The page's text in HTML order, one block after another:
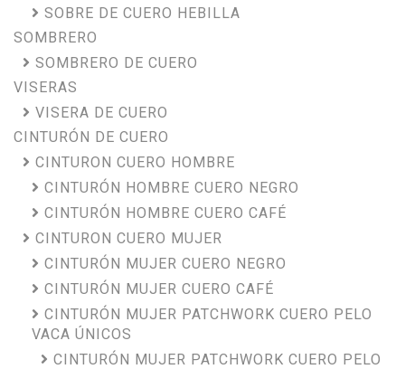
SOBRE DE CUERO HEBILLA
SOMBRERO
SOMBRERO DE CUERO
VISERAS
VISERA DE CUERO
CINTURÓN DE CUERO
CINTURON CUERO HOMBRE
CINTURÓN HOMBRE CUERO NEGRO
CINTURÓN HOMBRE CUERO CAFÉ
CINTURON CUERO MUJER
CINTURÓN MUJER CUERO NEGRO
CINTURÓN MUJER CUERO CAFÉ
CINTURÓN MUJER PATCHWORK CUERO PELO
VACA ÚNICOS
CINTURÓN MUJER PATCHWORK CUERO PELO